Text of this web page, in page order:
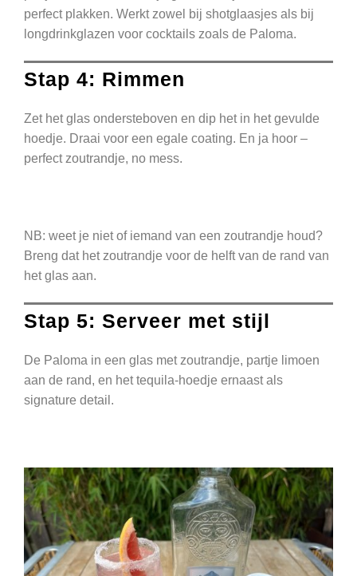
perfect plakken. Werkt zowel bij shotglaasjes als bij
longdrinkglazen voor cocktails zoals de Paloma.
Stap 4: Rimmen
Zet het glas ondersteboven en dip het in het gevulde
hoedje. Draai voor een egale coating. En ja hoor –
perfect zoutrandje, no mess.
NB: weet je niet of iemand van een zoutrandje houd?
Breng dat het zoutrandje voor de helft van de rand van
het glas aan.
Stap 5: Serveer met stijl
De Paloma in een glas met zoutrandje, partje limoen
aan de rand, en het tequila-hoedje ernaast als
signature detail.